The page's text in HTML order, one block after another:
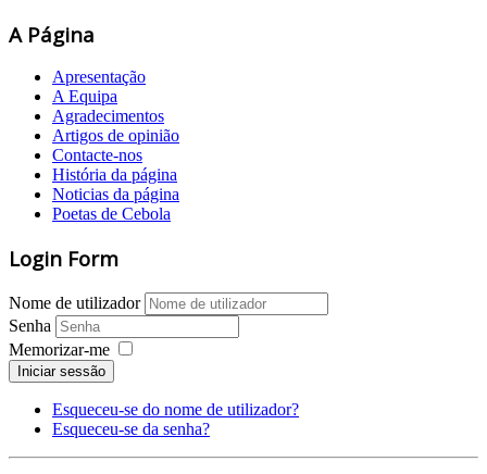
A Página
Apresentação
A Equipa
Agradecimentos
Artigos de opinião
Contacte-nos
História da página
Noticias da página
Poetas de Cebola
Login Form
Nome de utilizador
Senha
Memorizar-me
Iniciar sessão
Esqueceu-se do nome de utilizador?
Esqueceu-se da senha?